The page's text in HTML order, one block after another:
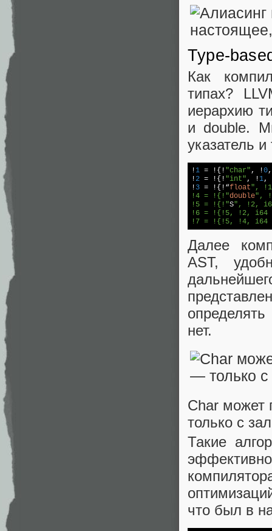
Type-
Как
типах?
иерархию
и double.
указатель
! 1 = !{! "char", !0
!2 = !{! "int", ! 1,
! 3 = !{!“float",
!4 = !{!"double",
!5 = !{!"S", !2,
!6 = !{!5, !2, i64
!7 = !{!5, !4, i64
Далее
AST,
нет.
Char может
только с
Такие
что был в